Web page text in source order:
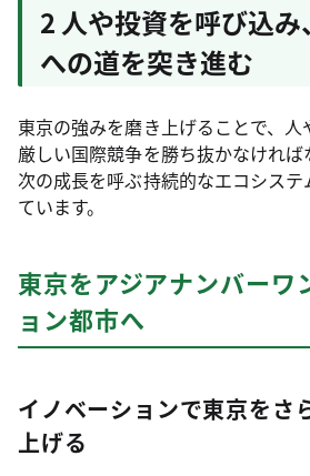
2 人や投資を呼び込
への道を突き進む
東京の強みを磨き上げることで、人
厳しい国際競争を勝ち抜かなけれ
次の成長を呼ぶ持続的なエコシス
ています。
東京をアジアナンバーワ
ョン都市へ
イノベーションで東京をさ
上げる